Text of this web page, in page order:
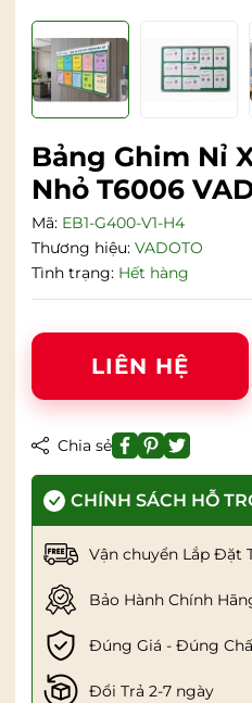
Bảng Ghim Nỉ
Nhỏ T6006
Mã: EB1-G400-V1-H4
Thương hiệu: VADOTO
Tình trạng: Hết hàng
LIÊN HỆ
Chia sẻ
CHÍNH SÁCH HỖ
Vận chuyển Lắp Đặt
Bảo Hành Chính
Đúng Giá - Đúng
Đổi Trả 2-7 ngày